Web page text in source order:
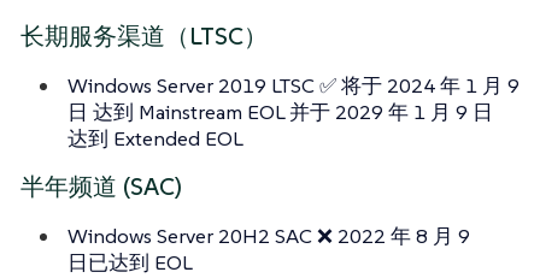
长期服务渠道（LTSC）
Windows Server 2019 LTSC ✅ 将于 2024 年 1 月 9
日 达到 Mainstream EOL 并于 2029 年 1 月 9 日
达到 Extended EOL
半年频道 (SAC)
Windows Server 20H2 SAC ❌ 2022 年 8 月 9
日已达到 EOL